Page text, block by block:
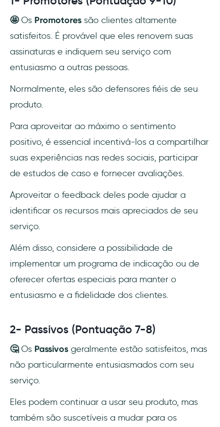
🤩Os Promotores são clientes altamente
satisfeitos. É provável que eles renovem suas
assinaturas e indiquem seu serviço com
entusiasmo a outras pessoas.
Normalmente, eles são defensores fiéis de seu
produto.
Para aproveitar ao máximo o sentimento
positivo, é essencial incentivá-los a compartilhar
suas experiências nas redes sociais, participar
de estudos de caso e fornecer avaliações.
Aproveitar o feedback deles pode ajudar a
identificar os recursos mais apreciados de seu
serviço.
Além disso, considere a possibilidade de
implementar um programa de indicação ou de
oferecer ofertas especiais para manter o
entusiasmo e a fidelidade dos clientes.
2- Passivos (Pontuação 7-8)
🤔Os Passivos geralmente estão satisfeitos, mas
não particularmente entusiasmados com seu
serviço.
Eles podem continuar a usar seu produto, mas
também são suscetíveis a mudar para os